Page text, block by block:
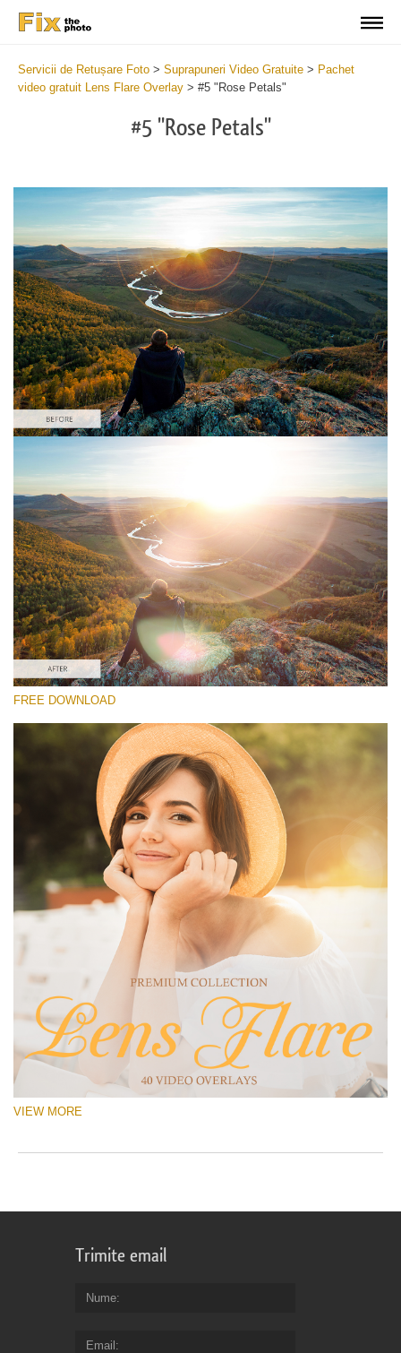
Servicii de Retușare Foto > Suprapuneri Video Gratuite > Pachet
video gratuit Lens Flare Overlay > #5 "Rose Petals"
#5 "Rose Petals"
Te rog selecteaza
Free Lens Flare Overlay #5
Lens Flare
Descărcare gratuită
FREE DOWNLOAD
VIEW MORE
Trimite email
Nume
Email